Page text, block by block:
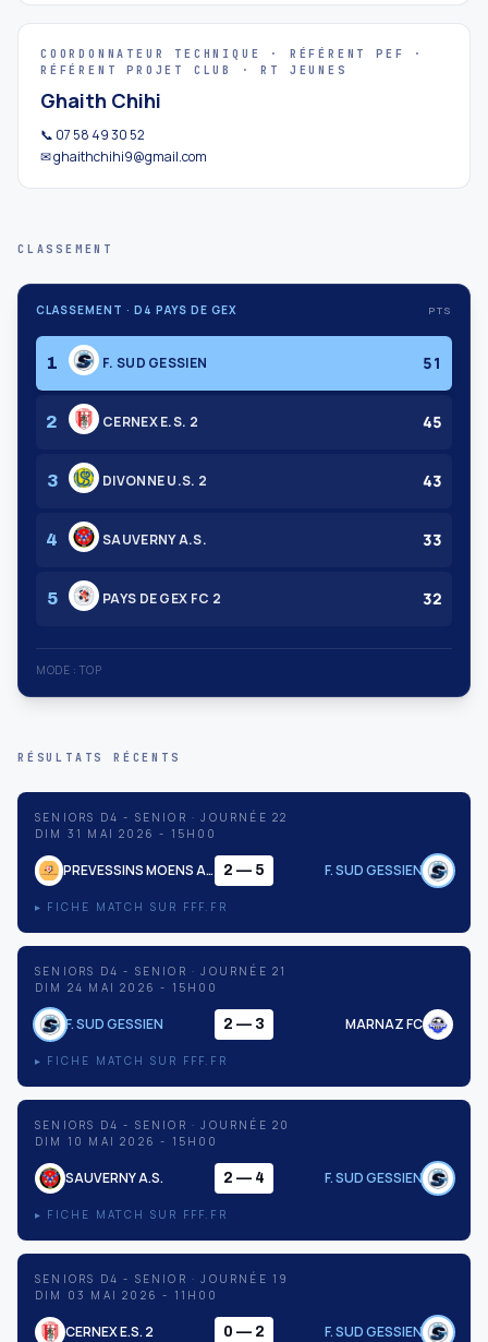
COORDONNATEUR TECHNIQUE · RÉFÉRENT PEF ·
RÉFÉRENT PROJET CLUB · RT JEUNES
Ghaith Chihi
📞 07 58 49 30 52
✉ ghaithchihi9@gmail.com
CLASSEMENT
CLASSEMENT · D4 PAYS DE GEX PTS
1 F. SUD GESSIEN 51
2 CERNEX E.S. 2 45
3 DIVONNE U.S. 2 43
4 SAUVERNY A.S. 33
5 PAYS DE GEX FC 2 32
MODE : TOP
RÉSULTATS RÉCENTS
SENIORS D4 - SENIOR · JOURNÉE 22
DIM 31 MAI 2026 - 15H00
PREVESSINS MOENS A.S 2 2 — 5 F. SUD GESSIEN
▸ FICHE MATCH SUR FFF.FR
SENIORS D4 - SENIOR · JOURNÉE 21
DIM 24 MAI 2026 - 15H00
F. SUD GESSIEN 2 — 3 MARNAZ FC
▸ FICHE MATCH SUR FFF.FR
SENIORS D4 - SENIOR · JOURNÉE 20
DIM 10 MAI 2026 - 15H00
SAUVERNY A.S. 2 — 4 F. SUD GESSIEN
▸ FICHE MATCH SUR FFF.FR
SENIORS D4 - SENIOR · JOURNÉE 19
DIM 03 MAI 2026 - 11H00
CERNEX E.S. 2 0 — 2 F. SUD GESSIEN